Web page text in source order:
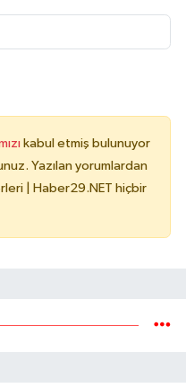
kabul etmiş bulunuyor
Yazılan yorumlardan
| Haber29.NET hiçbir